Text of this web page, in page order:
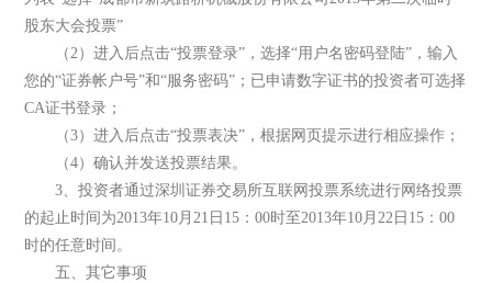
股东大会投票”
（2）进入后点击“投票登录”，选择“用户名密码登陆”，输入
您的“证券帐户号”和“服务密码”；已申请数字证书的投资者可选择
CA证书登录；
（3）进入后点击“投票表决”，根据网页提示进行相应操作；
（4）确认并发送投票结果。
3、投资者通过深圳证券交易所互联网投票系统进行网络投票
的起止时间为2013年10月21日15：00时至2013年10月22日15：00
时的任意时间。
五、其它事项